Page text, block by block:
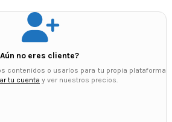
no eres cliente?
contenidos o usarlos para tu propia plataforma
tu cuenta y ver nuestros precios.